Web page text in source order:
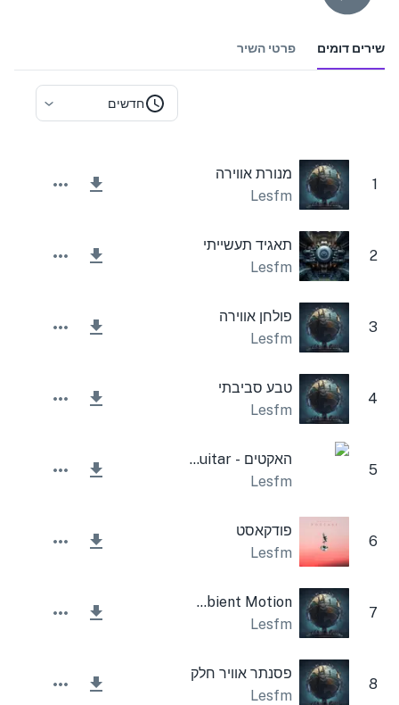
שירים דומים פרטי השיר
חדשים
1
מנורת אווירה
Lesfm
2
תאגיד תעשייתי
Lesfm
3
פולחן אווירה
Lesfm
4
טבע סביבתי
Lesfm
5
האקטים - Power Pop Guitar
Lesfm
6
פודקאסט
Lesfm
7
Ambient Motion
Lesfm
8
פסנתר אוויר חלק
Lesfm